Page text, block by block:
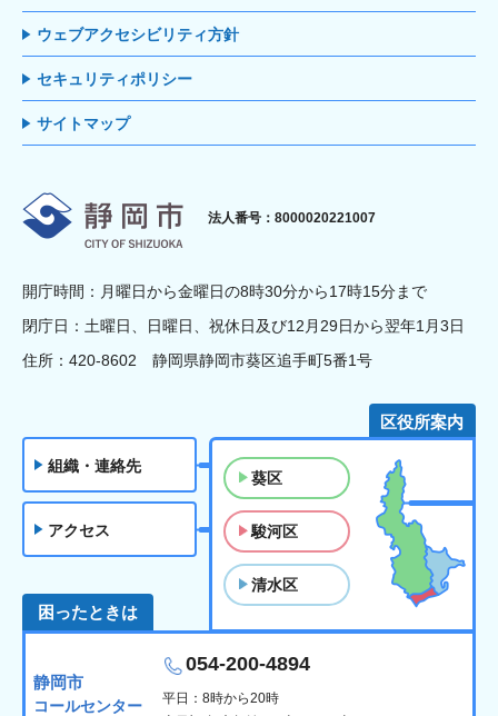
ウェブアクセシビリティ方針
セキュリティポリシー
サイトマップ
静岡市
法人番号：8000020221007
開庁時間：月曜日から金曜日の8時30分から17時15分まで
閉庁日：土曜日、日曜日、祝休日及び12月29日から翌年1月3日
住所：420-8602 静岡県静岡市葵区追手町5番1号
組織・連絡先
アクセス
区役所案内
葵区
駿河区
清水区
困ったときは
静岡市
コールセンター
054-200-4894
平日：8時から20時